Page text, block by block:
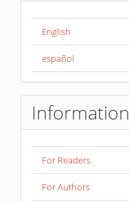
English
español
Information
For Readers
For Authors